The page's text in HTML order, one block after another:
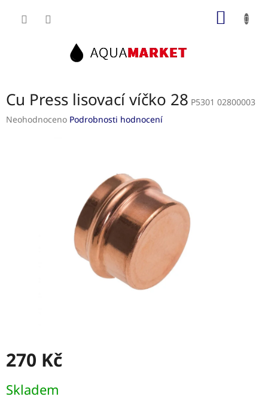
Cu Press lisovací víčko 28 P5301 02800003
Průměrné
Neohodnoceno Podrobnosti hodnocení
270 Kč
cena:
Skladem